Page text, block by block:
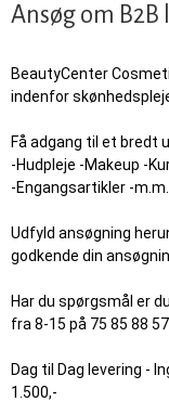
Ansøg om B2B
BeautyCenter
indenfor
Få adgang til et bredt
-Hudpleje -Makeup -
-Engangsartikler -m.m.
Udfyld ansøgning
godkende din
Har du spørgsmål er
fra 8-15 på 75 85 88
Dag til Dag levering -
1.500,-